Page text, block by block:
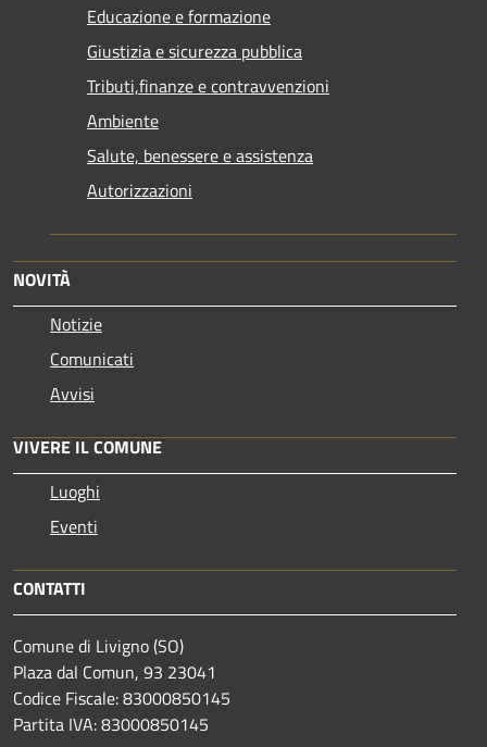
Educazione e formazione
Giustizia e sicurezza pubblica
Tributi,finanze e contravvenzioni
Ambiente
Salute, benessere e assistenza
Autorizzazioni
NOVITÀ
Notizie
Comunicati
Avvisi
VIVERE IL COMUNE
Luoghi
Eventi
CONTATTI
Comune di Livigno (SO)
Plaza dal Comun, 93 23041
Codice Fiscale: 83000850145
Partita IVA: 83000850145